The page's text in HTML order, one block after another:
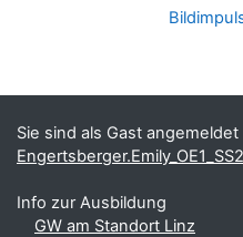
Ergänzungsblöcke
Sie sind als Gast angemeldet
Info zur Ausbildung
GW am Standort Linz